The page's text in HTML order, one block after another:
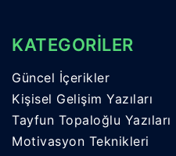
KATEGORİLER
Güncel İçerikler
Kişisel Gelişim Yazıları
Tayfun Topaloğlu Yazıları
Motivasyon Teknikleri